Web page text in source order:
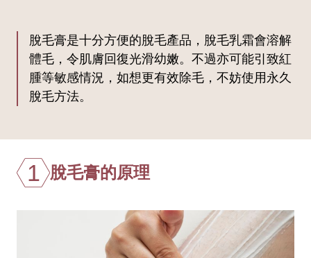
脫毛膏是十分方便的脫毛產品，脫毛乳霜會溶解
體毛，令肌膚回復光滑幼嫩。不過亦可能引致紅
腫等敏感情況，如想更有效除毛，不妨使用永久
脫毛方法。
1 脫毛膏的原理